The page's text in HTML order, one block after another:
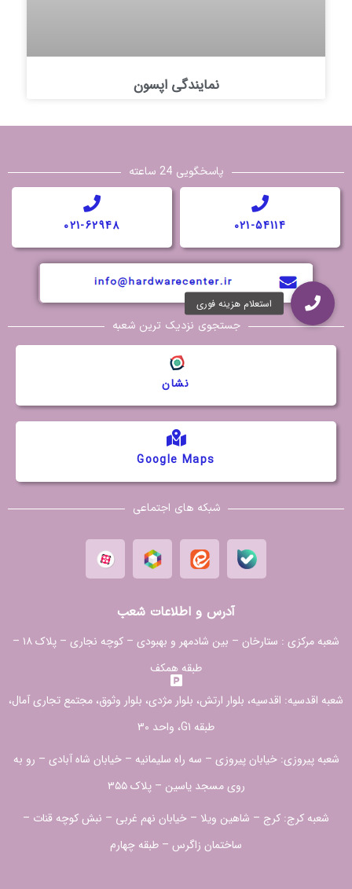
نمایندگی اپسون
آدرس و اطلاعات شعب
شعبه مرکزی :
ستارخان – بین شادمهر و بهبودی – کوچه نجاری – پلاک ۱۸ –
طبقه همکف
شعبه اقدسیه: اقدسیه، بلوار ارتش، بلوار مژدی، بلوار وثوق، مجتمع تجاری آمال،
طبقه G1، واحد 30
شعبه پیروزی: خیابان پیروزی – سه راه سلیمانیه – خیابان شاه آبادی – رو به
روی مسجد یاسین – پلاک ۳۵۵
شعبه کرج: کرج – شاهین ویلا – خیابان نهم غربی – نبش کوچه قنات –
ساختمان زاگرس – طبقه چهارم
پاسخگویی 24 ساعته
021-54114
021-62948
جستجوی نزدیک ترین شعبه
Google Maps
نشان
شبکه های اجتماعی